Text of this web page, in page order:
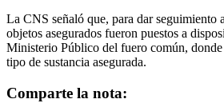
La CNS señaló que, para dar seguimiento
objetos asegurados fueron puestos a
Ministerio Público del fuero común,
tipo de sustancia asegurada.
Comparte la nota: